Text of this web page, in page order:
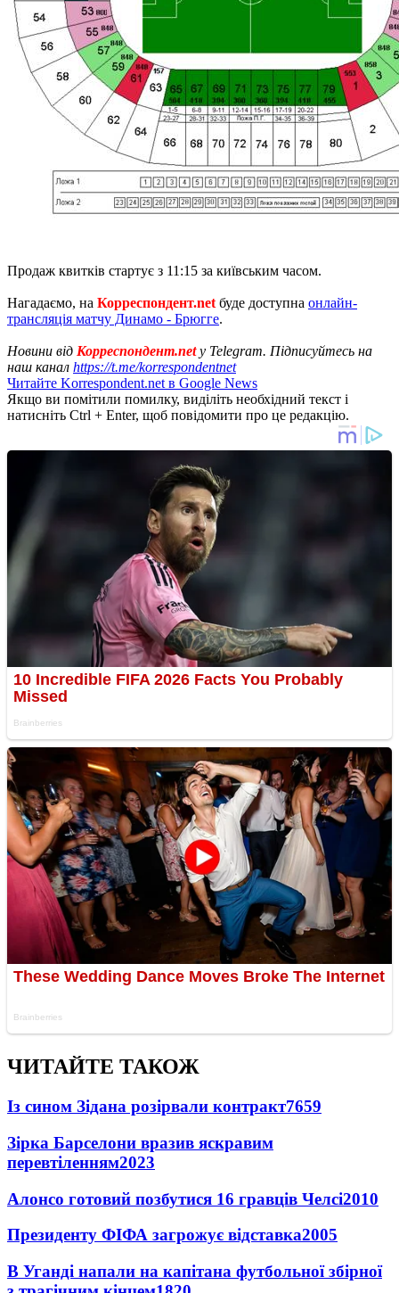
Продаж квитків стартує з 11:15 за київським часом.
Нагадаємо, на Корреспондент.net буде доступна онлайн-
трансляція матчу Динамо - Брюгге.
Новини від Корреспондент.netу Telegram. Підписуйтесь на
наш канал https://t.me/korrespondentnet
Читайте Korrespondent.net в Google News
Якщо ви помітили помилку, виділіть необхідний текст і
натисніть Ctrl + Enter, щоб повідомити про це редакцію.
ЧИТАЙТЕ ТАКОЖ
Із сином Зідана розірвали контракт7659
Зірка Барселони вразив яскравим
перевтіленням2023
Алонсо готовий позбутися 16 гравців Челсі2010
Президенту ФІФА загрожує відставка2005
В Уганді напали на капітана футбольної збірної